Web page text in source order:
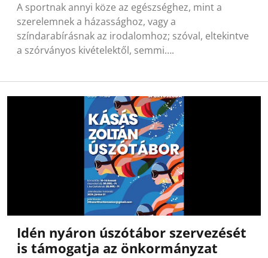
A sportnak annyi köze az egészséghez, mint a
szerelemnek a házassághoz, vagy a
színdarabírásnak az irodalomhoz; szóval, eltekintve
a szórványos kivételektől, semmi….
Idén nyáron úszótábor szervezését
is támogatja az önkormányzat